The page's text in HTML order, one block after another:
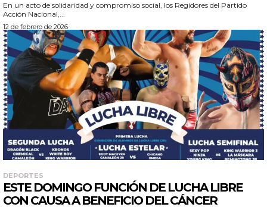
En un acto de solidaridad y compromiso social, los Regidores del Partido
Acción Nacional,...
12 de febrero de 2026
DEPORTES
ESTE DOMINGO FUNCIÓN DE LUCHA LIBRE
CON CAUSA A BENEFICIO DEL CÁNCER